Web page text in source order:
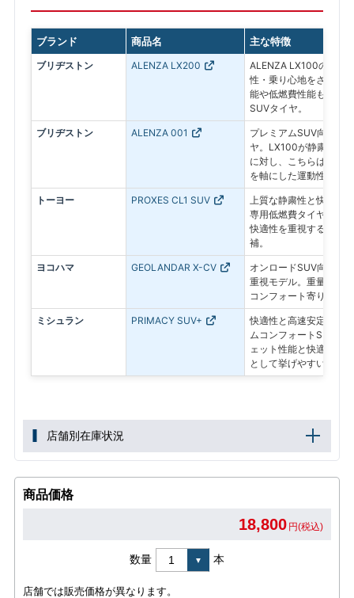
ブランド 商品名 主な特徴
ブリヂストン ALENZA LX200
ALENZA LX100の後継
性・乗り心地をさらに
能や低燃費性能も進化
SUVタイヤ。
ブリヂストン ALENZA 001
プレミアムSUV向けの
ヤ。LX100が静粛性・
に対し、こちらはドラ
を軸にした運動性能重
トーヨー PROXES CL1 SUV
上質な静粛性と快適性
専用低燃費タイヤ。静
快適性を重視するユー
補。
ヨコハマ GEOLANDAR X-CV
オンロードSUV向けの
重視モデル。重量級
コンフォート寄りの比
ミシュラン PRIMACY SUV+
快適性と高速安定性を
ムコンフォートSUVタ
ェット性能と快適性を
として挙げやすいモデ
店舗別在庫状況
商品価格
18,800 円(税込)
数量 本
店舗では販売価格が異なります。